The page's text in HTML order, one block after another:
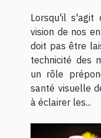
Lorsqu'il s'agit
vision de nos
doit pas être
technicité des
un rôle
santé visuelle
à éclairer les...